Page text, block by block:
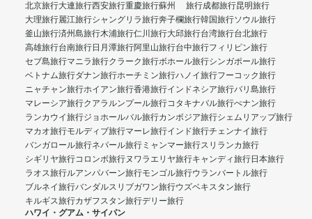
北京旅行大連旅行西安旅行重慶旅行蘇州 旅行成都旅行昆明旅行
大理旅行麗江旅行シャングリラ旅行奔子欄旅行韓国旅行ソウル旅行
釜山旅行済州島旅行木浦旅行仁川旅行大邱旅行台湾旅行台北旅行
高雄旅行台南旅行日月潭旅行阿里山旅行台中旅行フィリピン旅行
セブ島旅行マニラ旅行クラーク旅行ボホール旅行シンガポール旅行
ベトナム旅行ダナン旅行ホーチミン旅行ハノイ旅行フーコック旅行
ニャチャン旅行ホイアン旅行香港旅行インドネシア旅行バリ島旅行
マレーシア旅行クアラルンプール旅行コタキナバル旅行ぺナン旅行
ランカウイ旅行ジョホールバル旅行カンボジア旅行シェムリアップ旅行
マカオ旅行モルディブ旅行マーレ旅行インド旅行チェンナイ旅行
バンガロール旅行ネパール旅行 ミャンマー旅行スリランカ旅行
シギリヤ旅行コロンボ旅行ヌワラエリヤ旅行キャンディ旅行日本旅行
ラオス旅行ルアンパバーン旅行モンゴル旅行ウランバートル旅行
ブルネイ旅行バンダルスリブガワン旅行ウズベキスタン旅行
キルギス旅行カザフスタン旅行デリー旅行
ハワイ・グアム・サイパン